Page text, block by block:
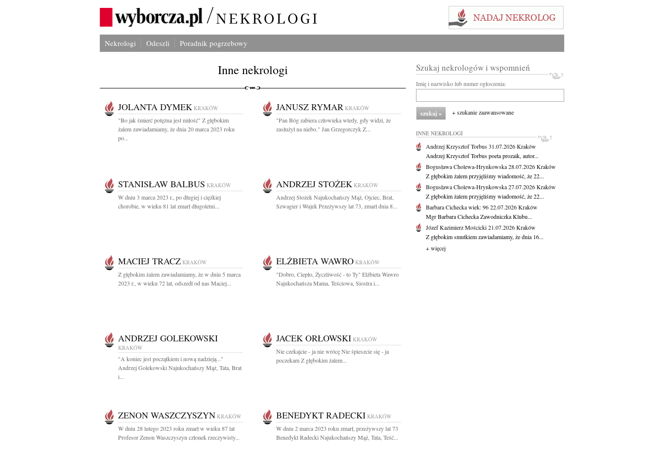
Nekrologi Odeszli Poradnik pogrzebowy
Inne nekrologi
JOLANTA DYMEK KRAKÓW
"Bo jak śmierć potężna jest miłość" Z głębokim
żalem zawiadamiamy, że dnia 20 marca 2023 roku
po...
JANUSZ RYMAR KRAKÓW
"Pan Bóg zabiera człowieka wtedy, gdy widzi, że
zasłużył na niebo." Jan Grzegorczyk Z...
STANISŁAW BALBUS KRAKÓW
W dniu 3 marca 2023 r., po długiej i ciężkiej
chorobie, w wieku 81 lat zmarł długoletni...
ANDRZEJ STOŻEK KRAKÓW
Andrzej Stożek Najukochańszy Mąż, Ojciec, Brat,
Szwagier i Wujek Przeżywszy lat 73, zmarł dnia 8...
MACIEJ TRACZ KRAKÓW
Z głębokim żalem zawiadamiamy, że w dniu 5 marca
2023 r., w wieku 72 lat, odszedł od nas Maciej...
ELŻBIETA WAWRO KRAKÓW
"Dobro, Ciepło, Życzliwość - to Ty" Elżbieta Wawro
Najukochańsza Mama, Teściowa, Siostra i...
ANDRZEJ GOLEKOWSKI
KRAKÓW
"A koniec jest początkiem i nową nadzieją..."
Andrzej Golekowski Najukochańszy Mąż, Tata, Brat
i...
JACEK ORŁOWSKI KRAKÓW
Nie czekajcie - ja nie wrócę Nie śpieszcie się - ja
poczekam Z głębokim żalem...
ZENON WASZCZYSZYN KRAKÓW
W dniu 28 lutego 2023 roku zmarł w wieku 87 lat
Profesor Zenon Waszczyszyn członek rzeczywisty...
BENEDYKT RADECKI KRAKÓW
W dniu 2 marca 2023 roku zmarł, przeżywszy lat 73
Benedykt Radecki Najukochańszy Mąż, Tata, Teść...
Szukaj nekrologów i wspomnień
Imię i nazwisko lub numer ogłoszenia:
+ szukanie zaawansowane
INNE NEKROLOGI
Andrzej Krzysztof Torbus31.07.2026Kraków
Andrzej Krzysztof Torbus poeta prozaik, autor...
Bogusława Cholewa-Hrynkowska28.07.2026Kraków
Z głębokim żalem przyjęliśmy wiadomość, że 22...
Bogusława Cholewa-Hrynkowska27.07.2026Kraków
Z głębokim żalem przyjęliśmy wiadomość, że 22...
Barbara Cicheckawiek: 9622.07.2026Kraków
Mgr Barbara Cichecka Zawodniczka Klubu...
Józef Kazimierz Mościcki21.07.2026Kraków
Z głębokim smutkiem zawiadamiamy, że dnia 16...
+ więcej